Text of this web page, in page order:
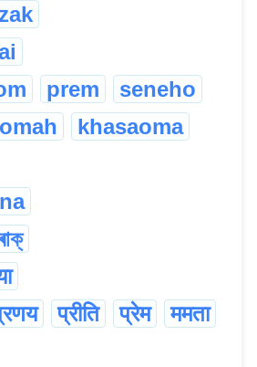
prem seneho
khasaoma
प्रीति प्रेम
ममता